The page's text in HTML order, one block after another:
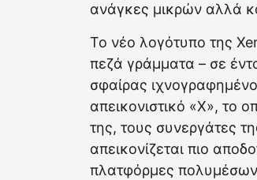
ανάγκες μικρών αλλά
Το νέο λογότυπο της
πεζά γράμματα – σε
σφαίρας
απεικονιστικό «X», το
της, τους συνεργάτες
απεικονίζεται πιο
πλατφόρμες